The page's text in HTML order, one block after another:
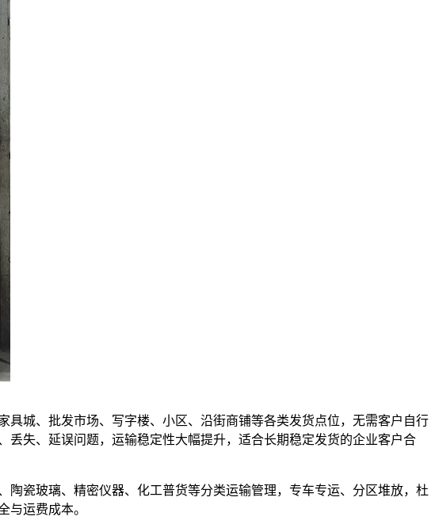
城、批发市场、写字楼、小区、沿街商铺等各类发货点位，无需客户自行
失、延误问题，运输稳定性大幅提升，适合长期稳定发货的企业客户合
瓷玻璃、精密仪器、化工普货等分类运输管理，专车专运、分区堆放，杜
与运费成本。